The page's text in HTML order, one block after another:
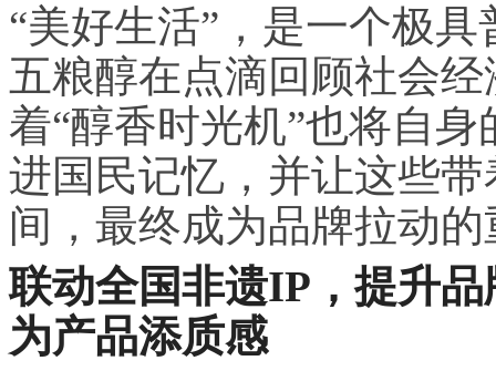
“美好生活”，是一个极
五粮醇在点滴回顾社会
着“醇香时光机”也将自
进国民记忆，并让这些
间，最终成为品牌拉动
联动全国非遗IP，提升品
为产品添质感